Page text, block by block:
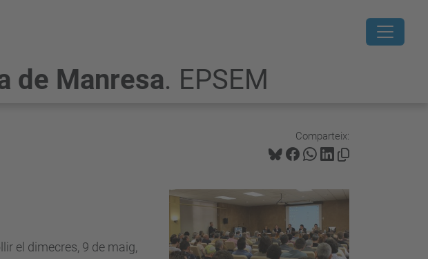
de Manresa. EPSEM
Comparteix:
el dimecres, 9 de maig,